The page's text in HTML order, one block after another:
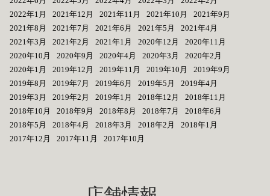
2022年1月
2021年12月 2021年11月 2021年10月
2021年9月
2021年8月
2021年7月 2021年6月 2021年5月
2021年4月
2021年3月
2021年2月 2021年1月 2020年12月
2020年11月
2020年10月
2020年9月 2020年4月 2020年3月
2020年2月
2020年1月
2019年12月 2019年11月 2019年10月
2019年9月
2019年8月
2019年7月 2019年6月 2019年5月
2019年4月
2019年3月
2019年2月 2019年1月 2018年12月
2018年11月
2018年10月
2018年9月 2018年8月 2018年7月
2018年6月
2018年5月
2018年4月 2018年3月 2018年2月
2018年1月
2017年12月
2017年11月 2017年10月